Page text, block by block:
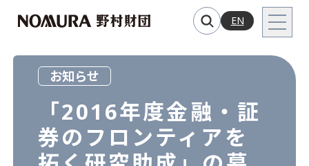
EN
お知らせ
「2016年度金融・証
券のフロンティアを